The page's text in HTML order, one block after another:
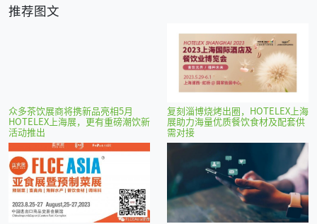
推荐图文
众多茶饮展商将携新品亮相5月
HOTELEX上海展，更有重磅潮饮新
活动推出
复刻淄博烧烤出圈，HOTELEX上海
展助力海量优质餐饮食材及配套供
需对接